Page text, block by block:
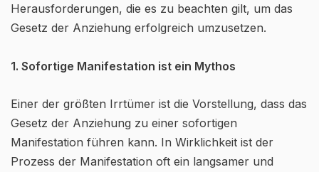
Herausforderungen, die es zu beachten gilt, um das
Gesetz der Anziehung erfolgreich umzusetzen.
1. Sofortige Manifestation ist ein Mythos
Einer der größten Irrtümer ist die Vorstellung, dass das
Gesetz der Anziehung zu einer sofortigen
Manifestation führen kann. In Wirklichkeit ist der
Prozess der Manifestation oft ein langsamer und